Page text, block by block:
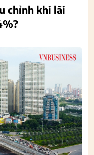
chỉnh khi lãi